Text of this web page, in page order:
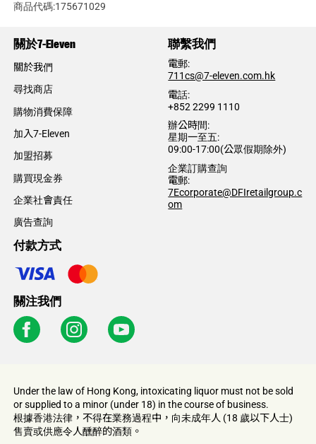
商品代碼:175671029
關於7-Eleven
關於我們
尋找商店
購物消費保障
加入7-Eleven
加盟招募
購買現金券​
企業社會責任
廣告查詢
聯繫我們
電郵:
​711cs@7-eleven.com.hk
電話:​
+852 2299 1110
辦公時間:
星期一至五:
09:00-17:00(公眾假期除外)
企業訂購查詢
電郵:
7Ecorporate@DFIretailgroup.c
om
付款方式
關注我們
Under the law of Hong Kong, intoxicating liquor must not be sold
or supplied to a minor (under 18) in the course of business.
根據香港法律，不得在業務過程中，向未成年人 (18 歲以下人士)
售賣或供應令人醺醉的酒類。